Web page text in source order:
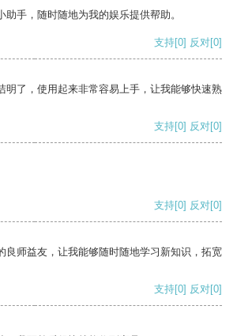
助手，随时随地为我的娱乐提供帮助。
支持[0] 反对[0]
明了，使用起来非常容易上手，让我能够快速熟
支持[0] 反对[0]
支持[0] 反对[0]
良师益友，让我能够随时随地学习新知识，拓宽
支持[0] 反对[0]